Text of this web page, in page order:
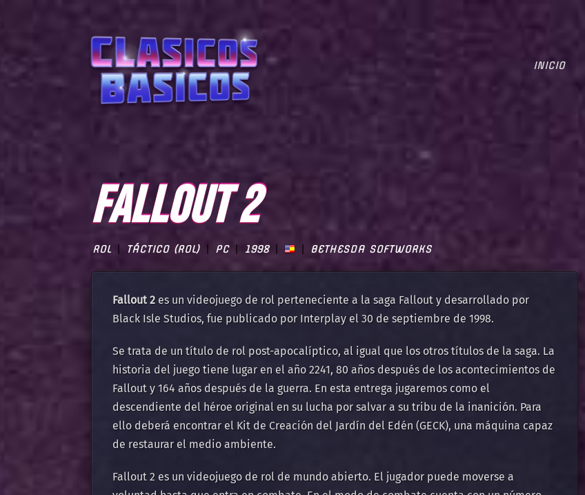
INICIO
FALLOUT 2
ROL TÁCTICO (ROL) PC 1998 BETHESDA SOFTWORKS
Fallout 2 es un videojuego de rol perteneciente a la saga Fallout y desarrollado por
Black Isle Studios, fue publicado por Interplay el 30 de septiembre de 1998.
Se trata de un título de rol post-apocalíptico, al igual que los otros títulos de la saga. La
historia del juego tiene lugar en el año 2241, 80 años después de los acontecimientos de
Fallout y 164 años después de la guerra. En esta entrega jugaremos como el
descendiente del héroe original en su lucha por salvar a su tribu de la inanición. Para
ello deberá encontrar el Kit de Creación del Jardín del Edén (GECK), una máquina capaz
de restaurar el medio ambiente.
Fallout 2 es un videojuego de rol de mundo abierto. El jugador puede moverse a